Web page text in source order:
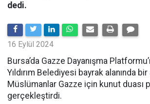
dedi.
16 Eylül 2024
Bursa’da Gazze Dayanışma
Yıldırım Belediyesi bayrak alanında
Müslümanlar Gazze için kunut duası
gerçekleştirdi.